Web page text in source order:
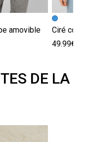
amovible
49.99€
DE LA